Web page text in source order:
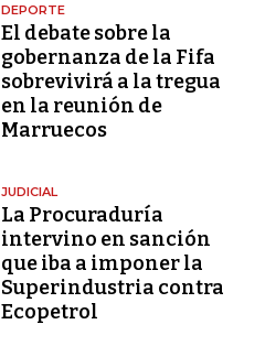
DEPORTE
El debate sobre la
gobernanza de la Fifa
sobrevivirá a la tregua
en la reunión de
Marruecos
JUDICIAL
La Procuraduría
intervino en sanción
que iba a imponer la
Superindustria contra
Ecopetrol